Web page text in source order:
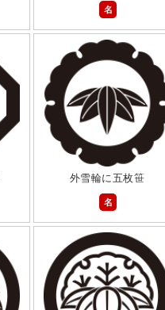
名
外雪輪に五枚笹
名